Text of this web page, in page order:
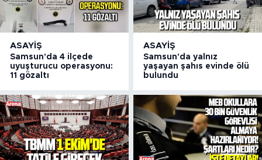
ASAYIŞ
Samsun'da 4 ilçede
uyuşturucu operasyonu:
11 gözaltı
ASAYIŞ
Samsun'da yalnız
yaşayan şahıs evinde ölü
bulundu